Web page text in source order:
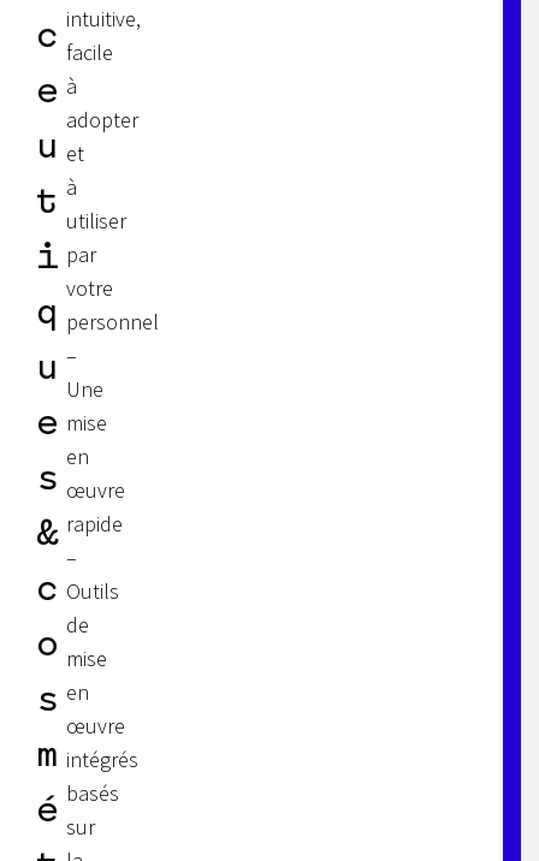
c
e
u
t
i
q
u
e
s
&
c
o
s
m
é
intuitive,
facile
à
adopter
et
à
utiliser
par
votre
personnel
–
Une
mise
en
œuvre
rapide
–
Outils
de
mise
en
œuvre
intégrés
basés
sur